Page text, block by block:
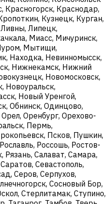
Красногорск, Краснодар,
Кузнецк, Курган,
Липецк,
Миасс, Мичуринск,
Мытищи,
Находка, Невинномысск,
Нижнекамск, Нижний
Новомосковск,
Новоуральск,
Новый Уренгой,
Обнинск, Одинцово,
Оренбург, Орехово-
Пермь,
Псков, Пушкин,
Россошь, Ростов-
Рязань, Салават, Самара,
Севастополь,
Серов, Серпухов,
Сосновый Бор,
Стерлитамак, Ступино,